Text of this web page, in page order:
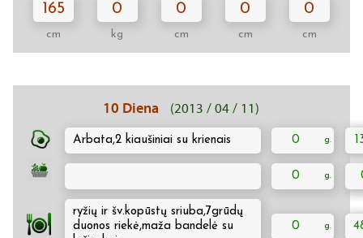
165
cm
0
kg
0
cm
0
cm
0
cm
10 Diena (2013 / 04 / 11)
Arbata,2 kiaušiniai su krienais 0
0
ryžių ir šv.kopūstų sriuba,7grūdų
duonos riekė,maža bandelė su
0